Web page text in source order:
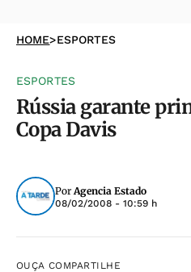
HOME>ESPORTES
ESPORTES
Rússia garante
Copa Davis
PorAgencia Estado
08/02/2008 - 10:59 h
OUÇA COMPARTILHE